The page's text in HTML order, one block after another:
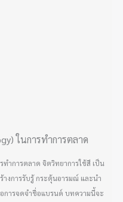
ในการทำการตลาด
ทำการตลาด จิตวิทยาการใช้สี เป็น
งการรับรู้ กระตุ้นอารมณ์ และนำ
การจดจำชื่อแบรนด์ บทความนี้จะ